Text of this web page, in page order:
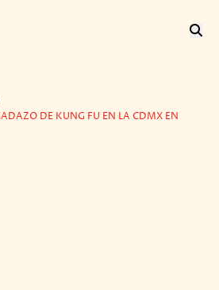
DE KUNG FU EN LA CDMX EN